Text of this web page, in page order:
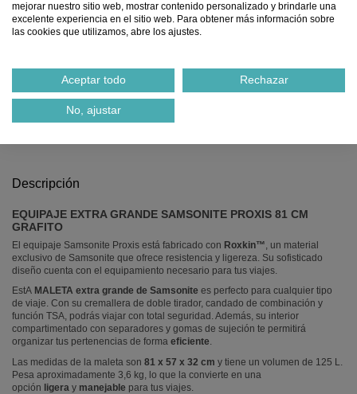
PrecioMÍNIMO
Pago 100%
Envio
61168679
Descripción
EQUIPAJE EXTRA GRANDE SAMSONITE PROXIS 81 CM
GRAFITO
El equipaje Samsonite Proxis está fabricado con Roxkin™ , un material
exclusivo de Samsonite que ofrece resistencia y ligereza. Su sofisticado
diseño cuenta con el equipamiento necesario para tus viajes.
EstA MALETA extra grande de Samsonite es perfecto para cualquier tipo
de viaje. Con su cremallera de doble tirador, candado de combinación y
función TSA, podrás viajar con total seguridad. Además, su interior
compartimentado con separadores y gomas de sujeción te permitirá
organizar tus pertenencias de forma eficiente.
Las medidas de la maleta son 81 x 57 x 32 cm y tiene un volumen de 125 L.
Pesa aproximadamente 3,6 kg, lo que la convierte en una
opción ligera y manejable para tus viajes.
mejorar nuestro sitio web, mostrar contenido personalizado y brindarle una
excelente experiencia en el sitio web. Para obtener más información sobre
las cookies que utilizamos, abre los ajustes.
Aceptar todo Rechazar
No, ajustar